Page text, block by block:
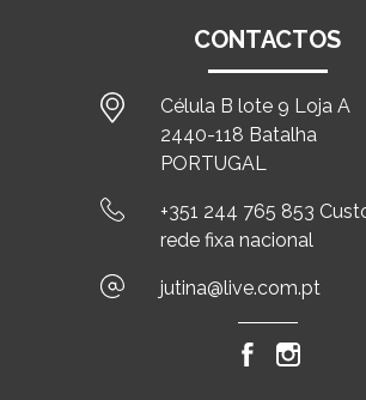
CONTACTOS
Célula B lote 9 Loja A
2440-118 Batalha
PORTUGAL
+351 244 765 853
rede fixa nacional
jutina@live.com.pt